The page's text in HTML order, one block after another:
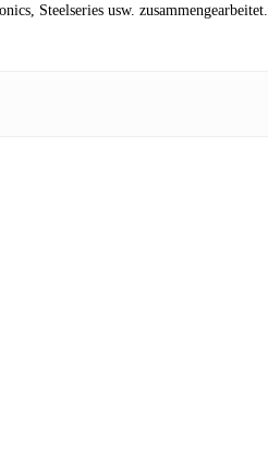
Steelseries usw. zusammengearbeitet.